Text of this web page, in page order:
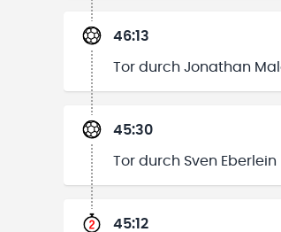
46:13
Tor durch Jonathan
45:30
Tor durch Sven Eberlein
45:12